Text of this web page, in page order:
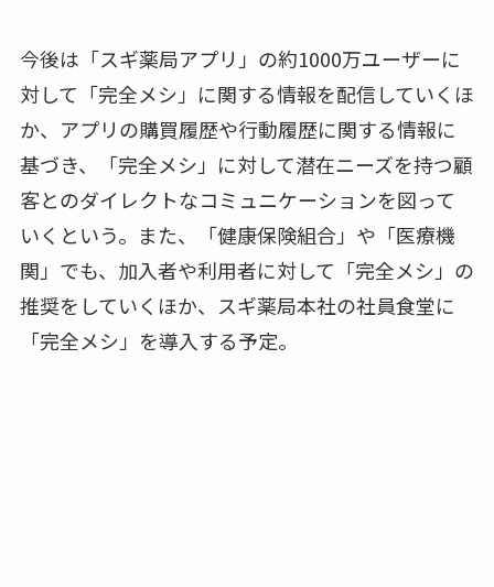
今後は「スギ薬局アプリ」の約1000万ユーザーに
対して「完全メシ」に関する情報を配信していくほ
か、アプリの購買履歴や行動履歴に関する情報に
基づき、「完全メシ」に対して潜在ニーズを持つ顧
客とのダイレクトなコミュニケーションを図って
いくという。また、「健康保険組合」や「医療機
関」でも、加入者や利用者に対して「完全メシ」の
推奨をしていくほか、スギ薬局本社の社員食堂に
「完全メシ」を導入する予定。